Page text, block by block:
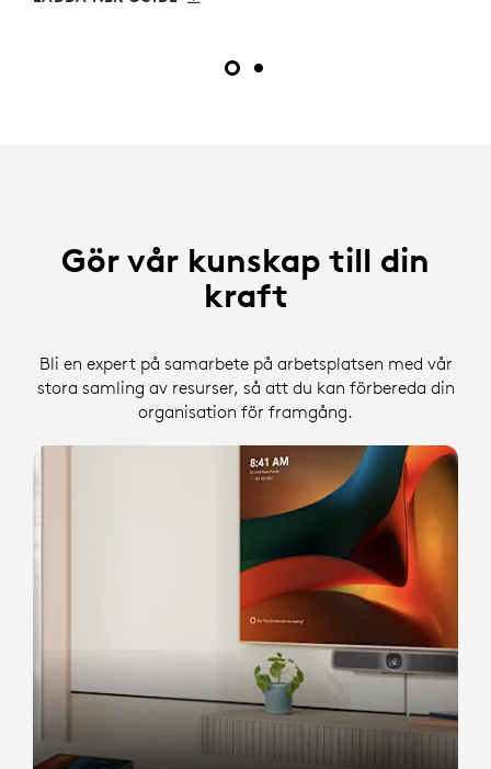
Gör vår kunskap till din
kraft
Bli en expert på samarbete på arbetsplatsen med vår
stora samling av resurser, så att du kan förbereda din
organisation för framgång.